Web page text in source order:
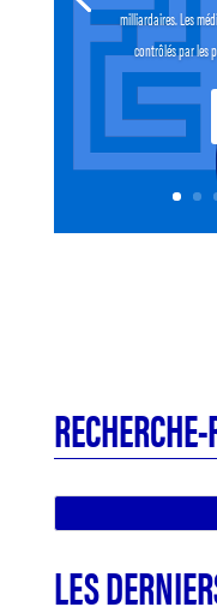
milliardaires. Les
contrôlés par les
LES